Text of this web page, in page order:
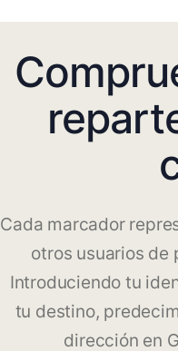
Cada marcador
otros usuarios de
Introduciendo tu
tu destino,
dirección en